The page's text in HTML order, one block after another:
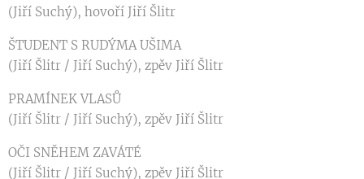
(Jiří Suchý), hovoří Jiří Šlitr
ŠTUDENT S RUDÝMA UŠIMA
(Jiří Šlitr / Jiří Suchý), zpěv Jiří Šlitr
PRAMÍNEK VLASŮ
(Jiří Šlitr / Jiří Suchý), zpěv Jiří Šlitr
OČI SNĚHEM ZAVÁTÉ
(Jiří Šlitr / Jiří Suchý), zpěv Jiří Šlitr